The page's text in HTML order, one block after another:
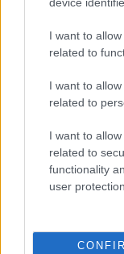
I want to
related to
I want to
related to
I want to
related to
functionality
user protection.
miehillä eli
voiton vei
Maastohiihto